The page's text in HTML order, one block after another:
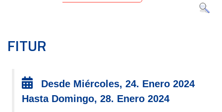
FITUR
Desde Miércoles, 24. Enero 2024
Hasta Domingo, 28. Enero 2024